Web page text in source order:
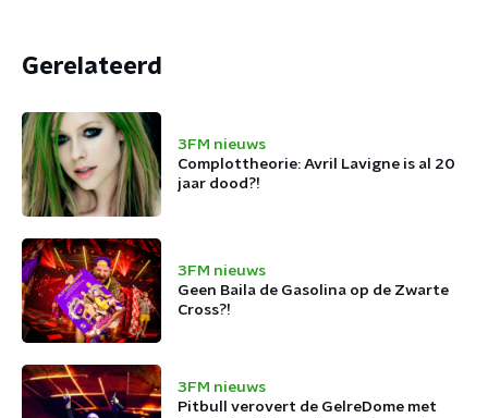
Gerelateerd
3FM nieuws
Complottheorie: Avril Lavigne is al 20
jaar dood?!
3FM nieuws
Geen Baila de Gasolina op de Zwarte
Cross?!
3FM nieuws
Pitbull verovert de GelreDome met